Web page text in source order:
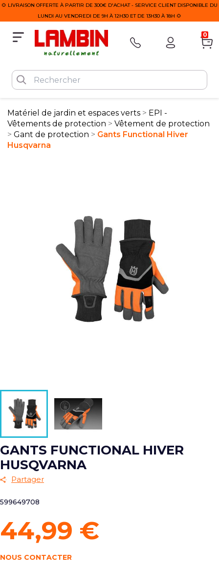
🌻 LIVRAISON OFFERTE À PARTIR DE 300€ D'ACHAT - SERVICE CLIENT DISPONIBLE DU
LUNDI AU VENDREDI DE 9H À 12H30 ET DE 13H30 À 18H 🌻
0
Matériel de jardin et espaces verts
EPI -
Vêtements de protection
Vêtement de protection
Gant de protection
Gants Functional Hiver
Husqvarna
GANTS FUNCTIONAL HIVER
HUSQVARNA
Partager
599649708
44,99 €
NOUS CONTACTER